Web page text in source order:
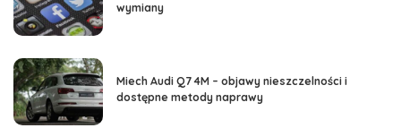
wymiany
Miech Audi Q7 4M – objawy nieszczelności i
dostępne metody naprawy